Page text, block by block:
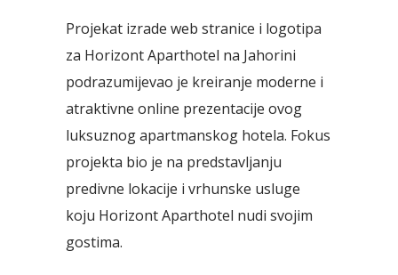
Projekat izrade web stranice i logotipa
za Horizont Aparthotel na Jahorini
podrazumijevao je kreiranje moderne i
atraktivne online prezentacije ovog
luksuznog apartmanskog hotela. Fokus
projekta bio je na predstavljanju
predivne lokacije i vrhunske usluge
koju Horizont Aparthotel nudi svojim
gostima.